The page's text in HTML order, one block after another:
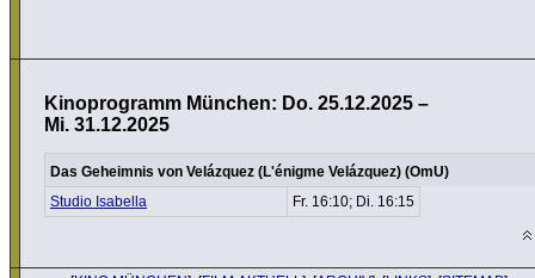
Kinoprogramm München: Do. 25.12.2025 –
Mi. 31.12.2025
Das Geheimnis von Velázquez (L'énigme Velázquez) (OmU)
Studio Isabella
Fr. 16:10; Di. 16:15